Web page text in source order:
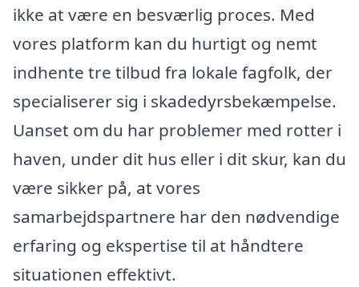
ikke at være en besværlig proces. Med
vores platform kan du hurtigt og nemt
indhente tre tilbud fra lokale fagfolk, der
specialiserer sig i skadedyrsbekæmpelse.
Uanset om du har problemer med rotter i
haven, under dit hus eller i dit skur, kan du
være sikker på, at vores
samarbejdspartnere har den nødvendige
erfaring og ekspertise til at håndtere
situationen effektivt.